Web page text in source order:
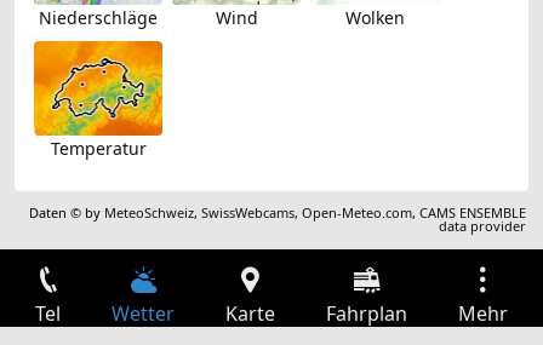
Niederschläge Wind Wolken
Temperatur
Daten © by MeteoSchweiz,SwissWebcams,Open-Meteo.com,CAMS ENSEMBLE
data provider
Tel Wetter Karte Fahrplan Mehr